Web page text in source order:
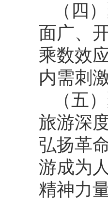
（四
面广、
乘数效
内需刺
（五
旅游深
弘扬革
游成为
精神力